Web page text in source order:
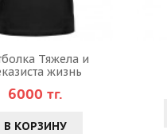
Тяжела и
жизнь
6000 тг.
В КОРЗИНУ